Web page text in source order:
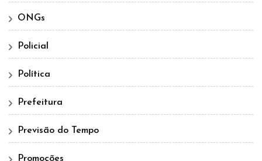
ONGs
Policial
Política
Prefeitura
Previsão do Tempo
Promoções